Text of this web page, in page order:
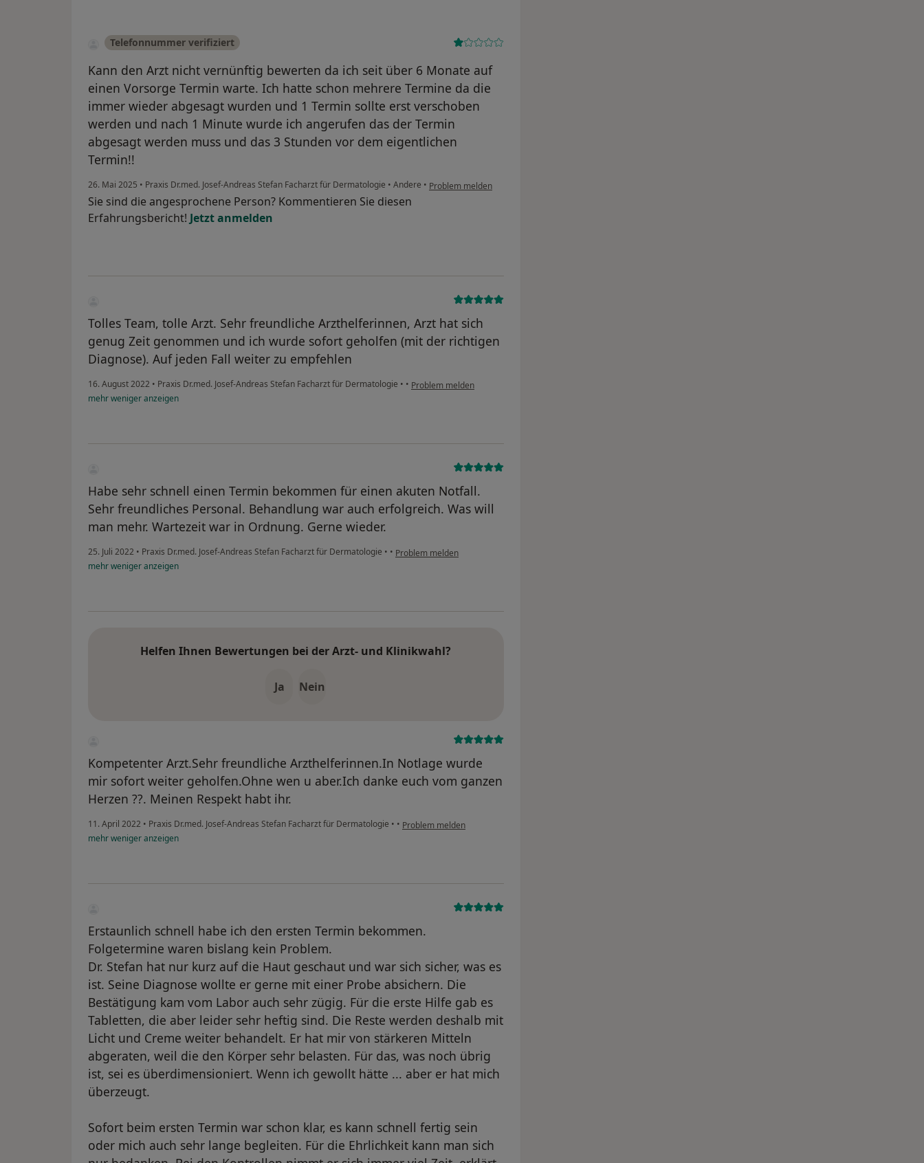
Telefonnummer verifiziert
Kann den Arzt nicht vernünftig bewerten da ich seit über 6 Monate auf
einen Vorsorge Termin warte. Ich hatte schon mehrere Termine da die
immer wieder abgesagt wurden und 1 Termin sollte erst verschoben
werden und nach 1 Minute wurde ich angerufen das der Termin
abgesagt werden muss und das 3 Stunden vor dem eigentlichen
Termin!!
26. Mai 2025 • Praxis Dr.med. Josef-Andreas Stefan Facharzt für Dermatologie • Andere • Problem melden
Sie sind die angesprochene Person? Kommentieren Sie diesen
Erfahrungsbericht! Jetzt anmelden
Tolles Team, tolle Arzt. Sehr freundliche Arzthelferinnen, Arzt hat sich
genug Zeit genommen und ich wurde sofort geholfen (mit der richtigen
Diagnose). Auf jeden Fall weiter zu empfehlen
16. August 2022 • Praxis Dr.med. Josef-Andreas Stefan Facharzt für Dermatologie • • Problem melden
mehrwenigeranzeigen
Habe sehr schnell einen Termin bekommen für einen akuten Notfall.
Sehr freundliches Personal. Behandlung war auch erfolgreich. Was will
man mehr. Wartezeit war in Ordnung. Gerne wieder.
25. Juli 2022 • Praxis Dr.med. Josef-Andreas Stefan Facharzt für Dermatologie • • Problem melden
mehrwenigeranzeigen
Helfen Ihnen Bewertungen bei der Arzt- und Klinikwahl?
Ja Nein
Kompetenter Arzt.Sehr freundliche Arzthelferinnen.In Notlage wurde
mir sofort weiter geholfen.Ohne wen u aber.Ich danke euch vom ganzen
Herzen ??. Meinen Respekt habt ihr.
11. April 2022 • Praxis Dr.med. Josef-Andreas Stefan Facharzt für Dermatologie • • Problem melden
mehrwenigeranzeigen
Erstaunlich schnell habe ich den ersten Termin bekommen.
Folgetermine waren bislang kein Problem.
Dr. Stefan hat nur kurz auf die Haut geschaut und war sich sicher, was es
ist. Seine Diagnose wollte er gerne mit einer Probe absichern. Die
Bestätigung kam vom Labor auch sehr zügig. Für die erste Hilfe gab es
Tabletten, die aber leider sehr heftig sind. Die Reste werden deshalb mit
Licht und Creme weiter behandelt. Er hat mir von stärkeren Mitteln
abgeraten, weil die den Körper sehr belasten. Für das, was noch übrig
ist, sei es überdimensioniert. Wenn ich gewollt hätte ... aber er hat mich
überzeugt.
Sofort beim ersten Termin war schon klar, es kann schnell fertig sein
oder mich auch sehr lange begleiten. Für die Ehrlichkeit kann man sich